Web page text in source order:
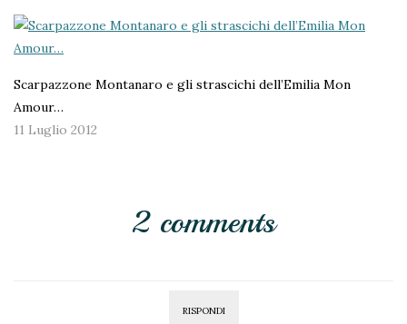
Scarpazzone Montanaro e gli strascichi dell’Emilia Mon
Amour…
11 Luglio 2012
2 comments
RISPONDI